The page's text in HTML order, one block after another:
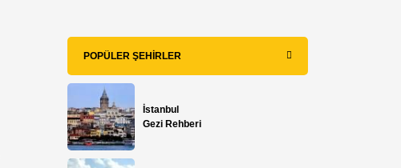
POPÜLER ŞEHIRLER
İstanbul
Gezi Rehberi